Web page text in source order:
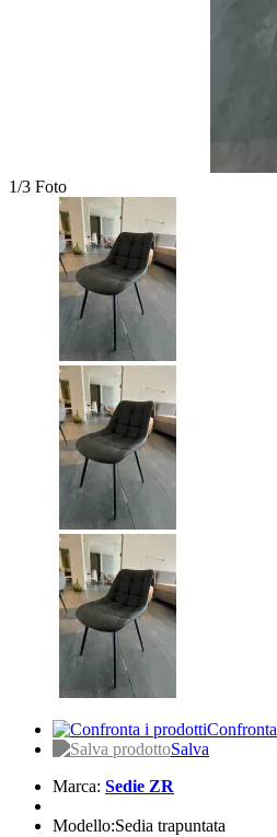
1/3 Foto
Confronta
Salva
Marca: Sedie ZR
Modello:Sedia trapuntata